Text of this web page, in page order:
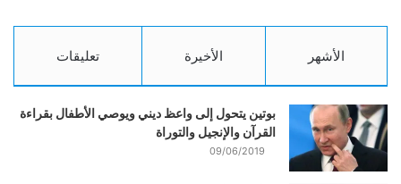
الأشهر الأخيرة تعليقات
بوتين يتحول إلى واعظ ديني ويوصي الأطفال بقراءة
القرآن والإنجيل والتوراة
09/06/2019